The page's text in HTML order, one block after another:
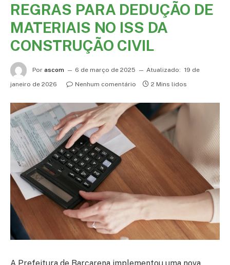
REGRAS PARA DEDUÇÃO DE
MATERIAIS NO ISS DA
CONSTRUÇÃO CIVIL
Por ascom 6 de março de 2025 Atualizado: 19 de
janeiro de 2026
Nenhum comentário 2 Mins lidos
A Prefeitura de Barcarena implementou uma nova